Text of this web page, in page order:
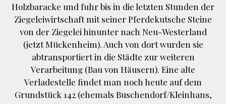
Holzbaracke und fuhr bis in die letzten Stunden der
Ziegeleiwirtschaft mit seiner Pferdekutsche Steine
von der Ziegelei hinunter nach Neu-Westerland
(jetzt Mückenheim). Auch von dort wurden sie
abtransportiert in die Städte zur weiteren
Verarbeitung (Bau von Häusern). Eine alte
Verladestelle findet man noch heute auf dem
Grundstück 142 (ehemals Buschendorf/Kleinhans,